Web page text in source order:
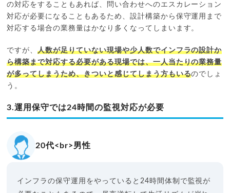
の対応をすることもあれば、問い合わせへのエスカレーション
対応が必要になることもあるため、設計構築から保守運用まで
対応する場合の業務量はかなり多くなってしまいます。
ですが、人数が足りていない現場や少人数でインフラの設計か
ら構築まで対応する必要がある現場では、一人当たりの業務量
が多ってしまうため、きついと感じてしまう方もいるのでしょ
う。
3.運用保守では24時間の監視対応が必要
20代<br>男性
インフラの保守運用をやっていると24時間体制で監視が